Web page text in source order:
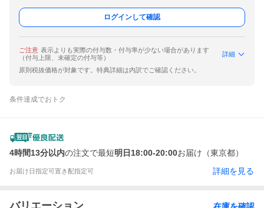
ログインして確認
ご注意 表示よりも実際の付与数・付与率が少ない場合があります
（付与上限、未確定の付与等）
詳細
原則税抜価格が対象です。特典詳細は内訳でご確認ください。
条件達成でおトク
4時間13分以内の注文で最短明日18:00-20:00お届け（東京都）
お届け日指定可置き配指定可 詳細を見る
在庫を確認